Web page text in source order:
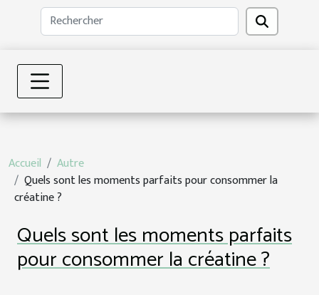
Accueil
Autre
Quels sont les moments parfaits pour consommer la
créatine ?
Quels sont les moments parfaits
pour consommer la créatine ?